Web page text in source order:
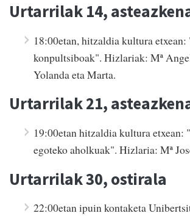
Urtarrilak 14,
18:00etan, hitzaldia kultura etxean:
konpultsiboak". Hizlariak: Mª
Yolanda eta Marta.
Urtarrilak 21,
19:00etan hitzaldia kultura etxean:
egoteko aholkuak". Hizlaria: Mª
Urtarrilak 30, ostirala
22:00etan ipuin kontaketa